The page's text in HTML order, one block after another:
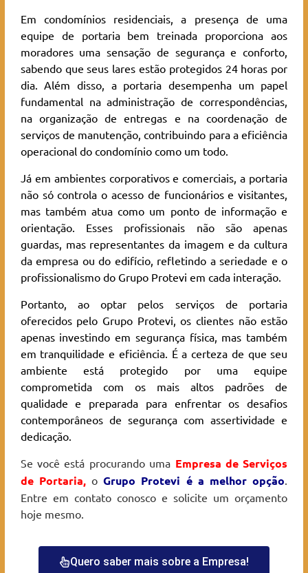
Em condomínios residenciais, a presença de uma
equipe de portaria bem treinada proporciona aos
moradores uma sensação de segurança e conforto,
sabendo que seus lares estão protegidos 24 horas por
dia. Além disso, a portaria desempenha um papel
fundamental na administração de correspondências,
na organização de entregas e na coordenação de
serviços de manutenção, contribuindo para a eficiência
operacional do condomínio como um todo.
Já em ambientes corporativos e comerciais, a portaria
não só controla o acesso de funcionários e visitantes,
mas também atua como um ponto de informação e
orientação. Esses profissionais não são apenas
guardas, mas representantes da imagem e da cultura
da empresa ou do edifício, refletindo a seriedade e o
profissionalismo do Grupo Protevi em cada interação.
Portanto, ao optar pelos serviços de portaria
oferecidos pelo Grupo Protevi, os clientes não estão
apenas investindo em segurança física, mas também
em tranquilidade e eficiência. É a certeza de que seu
ambiente está protegido por uma equipe
comprometida com os mais altos padrões de
qualidade e preparada para enfrentar os desafios
contemporâneos de segurança com assertividade e
dedicação.
Se você está procurando uma Empresa de Serviços
de Portaria,oGrupo Protevi é a melhor opção.
Entre em contato conosco e solicite um orçamento
hoje mesmo.
Quero saber mais sobre a Empresa!